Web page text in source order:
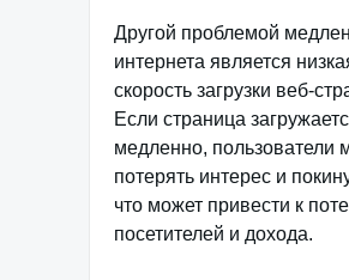
Другой проблемой
интернета является
скорость загрузки веб-
Если страница
медленно, пользователи
потерять интерес и
что может привести к
посетителей и дохода.